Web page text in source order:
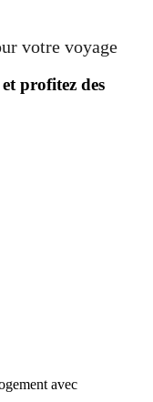
votre voyage
profitez des
avec